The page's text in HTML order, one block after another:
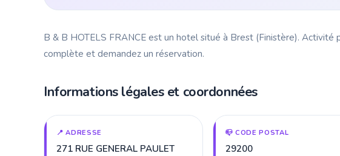
B & B HOTELS FRANCE est un hotel situé à Brest (Finistère). Activité
complète et demandez un réservation.
Informations légales et coordonnées
📍 ADRESSE
271 RUE GENERAL PAULET
📪 CODE POSTAL
29200